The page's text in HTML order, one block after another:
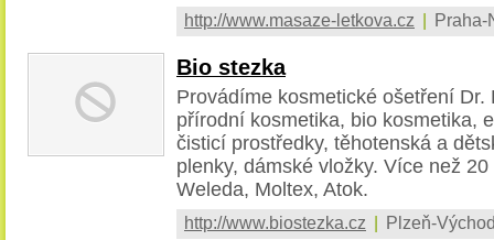
http://www.masaze-letkova.cz | Praha-
Bio stezka
Provádíme kosmetické ošetření Dr.
přírodní kosmetika, bio kosmetika,
čisticí prostředky, těhotenská a
plenky, dámské vložky. Více než
Weleda, Moltex, Atok.
http://www.biostezka.cz | Plzeň-